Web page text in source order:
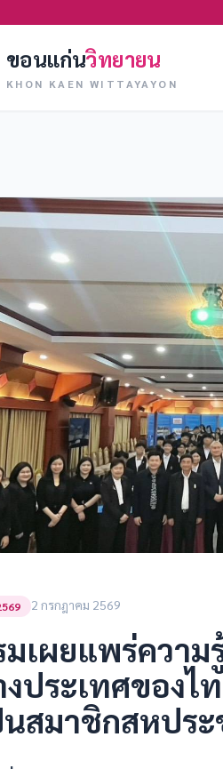
ขอนแก่นวิทยายน
KHON KAEN WITTAYAYON
2 กรกฎาคม 2569
มเผยแพร่ควา
งประเทศของไ
นสมาชิกสหปร